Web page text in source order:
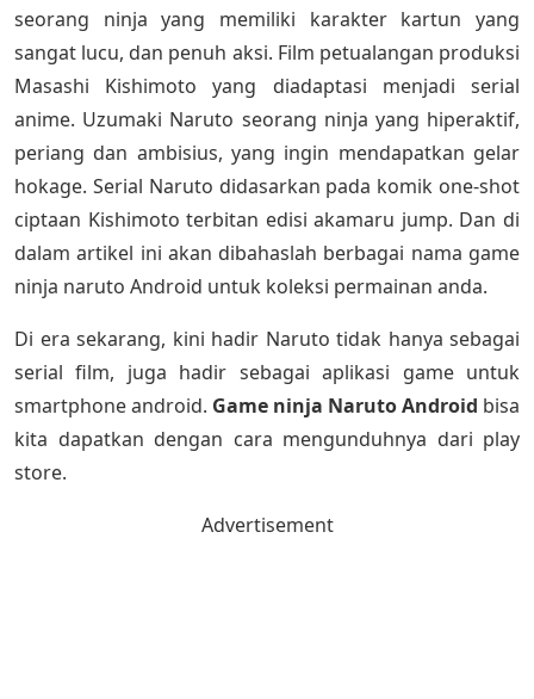
seorang ninja yang memiliki karakter kartun yang
sangat lucu, dan penuh aksi. Film petualangan produksi
Masashi Kishimoto yang diadaptasi menjadi serial
anime. Uzumaki Naruto seorang ninja yang hiperaktif,
periang dan ambisius, yang ingin mendapatkan gelar
hokage. Serial Naruto didasarkan pada komik one-shot
ciptaan Kishimoto terbitan edisi akamaru jump. Dan di
dalam artikel ini akan dibahaslah berbagai nama game
ninja naruto Android untuk koleksi permainan anda.
Di era sekarang, kini hadir Naruto tidak hanya sebagai
serial film, juga hadir sebagai aplikasi game untuk
smartphone android. Game ninja Naruto Android bisa
kita dapatkan dengan cara mengunduhnya dari play
store.
Advertisement